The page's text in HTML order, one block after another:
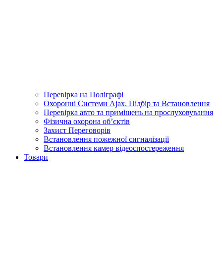
Перевірка на Поліграфі
Охоронні Системи Ajax. Підбір та Встановлення
Перевірка авто та приміщень на прослуховування
Фізична охорона об’єктів
Захист Переговорів
Встановлення пожежної сигналізації
Встановлення камер відеоспостереження
Товари